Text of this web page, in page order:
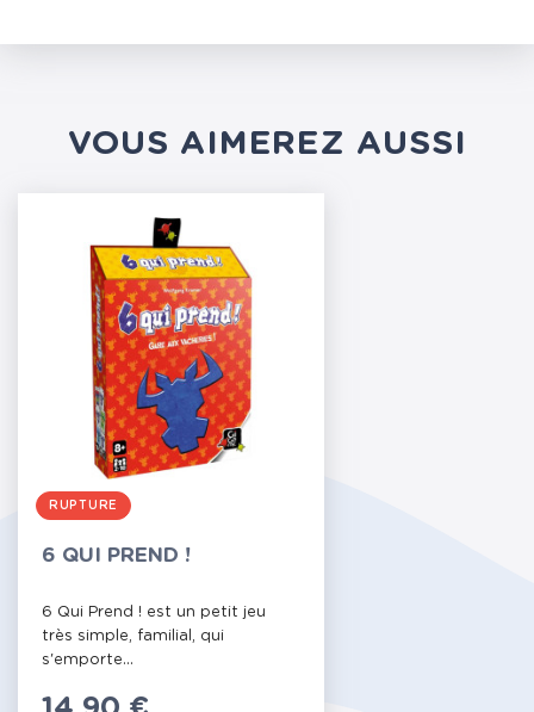
VOUS AIMEREZ AUSSI
RUPTURE
6 QUI PREND !
6 Qui Prend ! est un petit jeu
très simple, familial, qui
s'emporte...